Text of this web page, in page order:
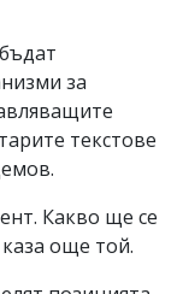
за
текстове
Какво ще се
каза още той.